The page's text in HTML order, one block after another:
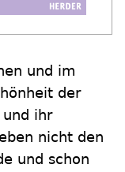
und im
der
und ihr
nicht den
und schon